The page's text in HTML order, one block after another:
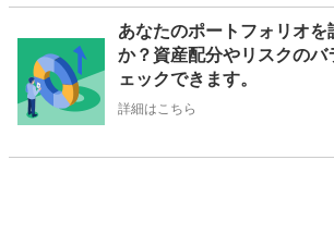
あなたのポートフォリオを
か？資産配分やリスクのバ
ェックできます。
詳細はこちら